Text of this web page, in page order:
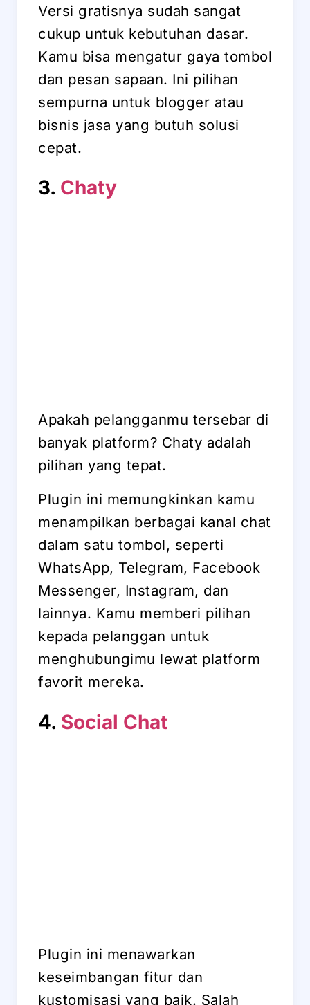
Versi gratisnya sudah sangat
cukup untuk kebutuhan dasar.
Kamu bisa mengatur gaya tombol
dan pesan sapaan. Ini pilihan
sempurna untuk blogger atau
bisnis jasa yang butuh solusi
cepat.
3. Chaty
Apakah pelangganmu tersebar di
banyak platform? Chaty adalah
pilihan yang tepat.
Plugin ini memungkinkan kamu
menampilkan berbagai kanal chat
dalam satu tombol, seperti
WhatsApp, Telegram, Facebook
Messenger, Instagram, dan
lainnya. Kamu memberi pilihan
kepada pelanggan untuk
menghubungimu lewat platform
favorit mereka.
4. Social Chat
Plugin ini menawarkan
keseimbangan fitur dan
kustomisasi yang baik. Salah